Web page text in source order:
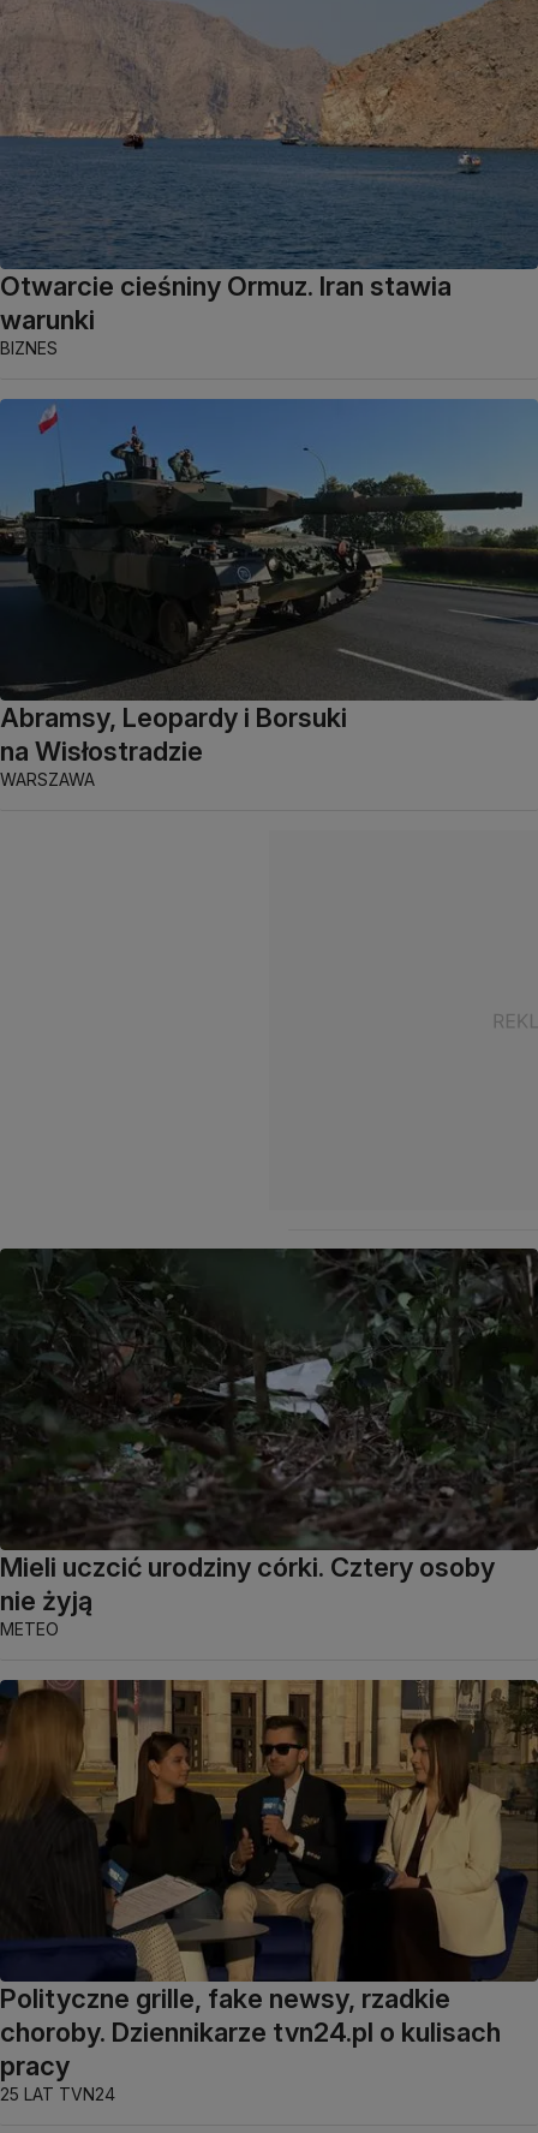
Otwarcie cieśniny Ormuz. Iran stawia
warunki
BIZNES
Abramsy, Leopardy i Borsuki
na Wisłostradzie
WARSZAWA
Mieli uczcić urodziny córki. Cztery osoby
nie żyją
METEO
Polityczne grille, fake newsy, rzadkie
choroby. Dziennikarze tvn24.pl o kulisach
pracy
25 LAT TVN24